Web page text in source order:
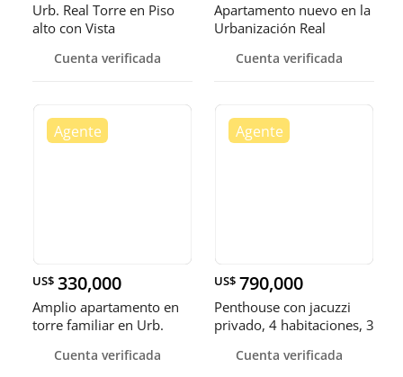
Urb. Real Torre en Piso
alto con Vista
sociales imponentes
Cuenta verificada
Apartamento nuevo en la
Urbanización Real
Cuenta verificada
US$ 330,000
Amplio apartamento en
torre familiar en Urb.
Cuenta verificada
US$ 790,000
Penthouse con jacuzzi
privado, 4 habitaciones, 3
Cuenta verificada